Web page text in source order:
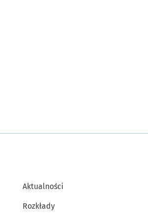
Aktualności
Rozkłady